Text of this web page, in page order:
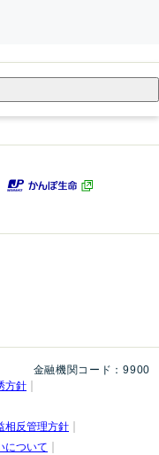
信託レポート一覧
資料について
金融機関コード：9900
方針
相反管理方針
について